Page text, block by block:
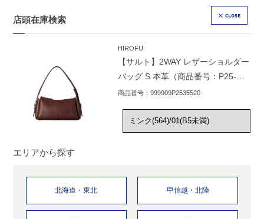
店頭在庫検索
HIROFU
【サルト】2WAY レザーショルダー
バッグ S 本革（商品番号：P25-
35520）
商品番号：999909P2535520
エリアから探す
北海道・東北 甲信越・北陸